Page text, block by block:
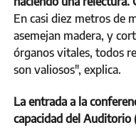
En casi diez metros de
asemejan madera, y
órganos vitales, todos
son valiosos", explica.
La entrada a la
capacidad del Auditorio